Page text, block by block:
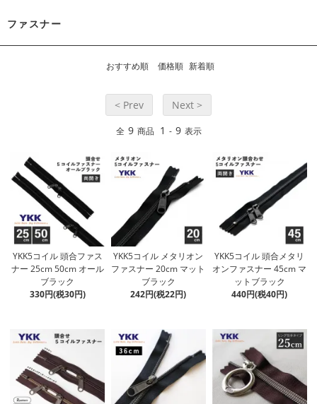
ファスナー
おすすめ順 価格順 新着順
< Prev Next >
全 9 商品 1 - 9 表示
YKK5コイル 頭合ファス
ナー 25cm 50cm オール
ブラック
330円(税30円)
YKK5コイル メタリオン
ファスナー 20cm マット
ブラック
242円(税22円)
YKK5コイル 頭合メタリ
オンファスナー 45cm マ
ットブラック
440円(税40円)